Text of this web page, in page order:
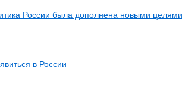
России была дополнена новыми
в России